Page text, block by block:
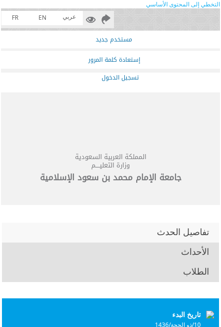
التخطي إلى المحتوى الأساسي
عربي
EN
FR
مستخدم جديد
إستعادة كلمة المرور
تسجيل الدخول
المملكة العربية السعودية
وزارة التعليــــم
جامعة الإمام محمد بن سعود الإسلامية
الطلاب
الأحداث
تفاصيل الحدث
تاريخ البدء
10/ذو الحجة/1436